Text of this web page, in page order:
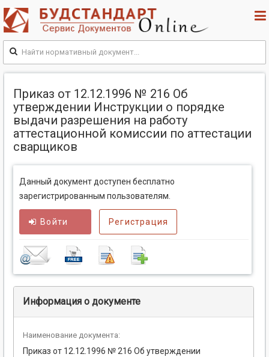
Приказ от 12.12.1996 № 216 Об
утверждении Инструкции о порядке
выдачи разрешения на работу
аттестационной комиссии по аттестации
сварщиков
Данный документ доступен бесплатно
зарегистрированным пользователям.
Войти Регистрация
Информация о документе
Наименование документа:
Приказ от 12.12.1996 № 216 Об утверждении